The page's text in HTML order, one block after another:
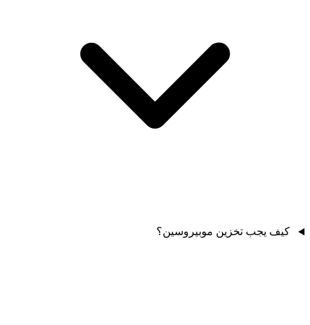
كيف يجب تخزين موبيروسين؟